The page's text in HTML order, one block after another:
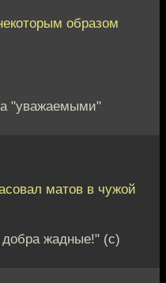
образом
"уважаемыми"
матов в чужой
жадные!" (с)